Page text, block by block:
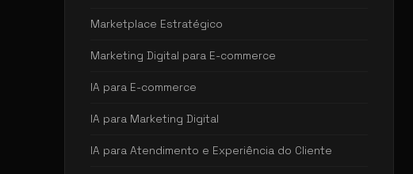
Marketplace Estratégico
Marketing Digital para E-commerce
IA para E-commerce
IA para Marketing Digital
IA para Atendimento e Experiência do Cliente